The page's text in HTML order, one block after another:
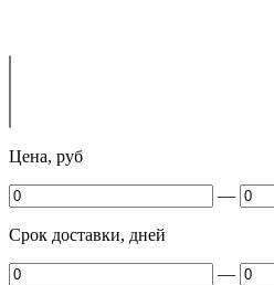
Цена, руб
—
Срок доставки, дней
—